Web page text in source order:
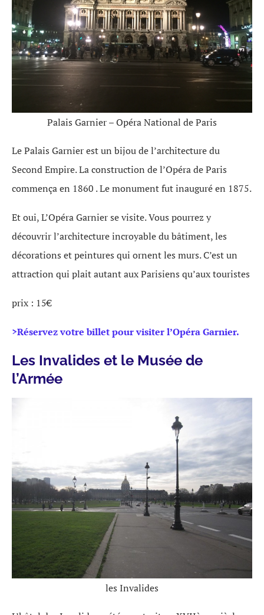
Palais Garnier – Opéra National de Paris
Le Palais Garnier est un bijou de l’architecture du
Second Empire. La construction de l’Opéra de Paris
commença en 1860 . Le monument fut inauguré en 1875.
Et oui, L’Opéra Garnier se visite. Vous pourrez y
découvrir l’architecture incroyable du bâtiment, les
décorations et peintures qui ornent les murs. C’est un
attraction qui plait autant aux Parisiens qu’aux touristes
prix : 15€
>Réservez votre billet pour visiter l’Opéra Garnier.
Les Invalides et le Musée de
l’Armée
les Invalides